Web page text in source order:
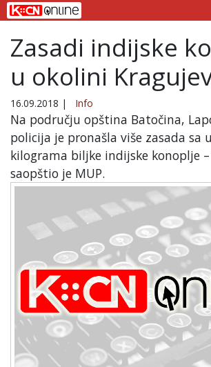
Zasadi indijske
u okolini
16.09.2018 | Info
Na području opština Batočina,
policija je pronašla više zasada sa
kilograma biljke indijske konoplje
saopštio je MUP.